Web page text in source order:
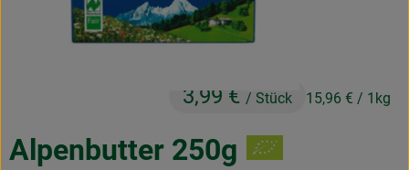
Getränke
Lieferservice
Alpenbutter 250g
3,99 € / Stück 15,96 € / 1kg